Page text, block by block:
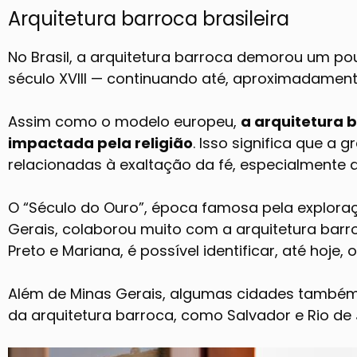
Arquitetura barroca brasileira
No Brasil, a arquitetura barroca demorou um
século XVIII — continuando até,
Assim como o modelo europeu, a arquitetura
impactada pela religião. Isso significa que a
relacionadas à exaltação da fé, especialmente
O “Século do Ouro”, época famosa pela
Gerais, colaborou muito com a arquitetura
Preto e Mariana, é possível identificar, até hoje,
Além de Minas Gerais, algumas cidades
da arquitetura barroca, como Salvador e Rio de